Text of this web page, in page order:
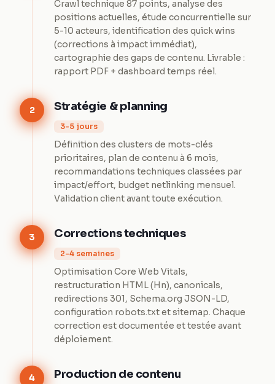
Crawl technique 87 points, analyse des
positions actuelles, étude concurrentielle sur
5-10 acteurs, identification des quick wins
(corrections à impact immédiat),
cartographie des gaps de contenu. Livrable :
rapport PDF + dashboard temps réel.
2 Stratégie & planning
3-5 jours
Définition des clusters de mots-clés
prioritaires, plan de contenu à 6 mois,
recommandations techniques classées par
impact/effort, budget netlinking mensuel.
Validation client avant toute exécution.
3 Corrections techniques
2-4 semaines
Optimisation Core Web Vitals,
restructuration HTML (Hn), canonicals,
redirections 301, Schema.org JSON-LD,
configuration robots.txt et sitemap. Chaque
correction est documentée et testée avant
déploiement.
4 Production de contenu